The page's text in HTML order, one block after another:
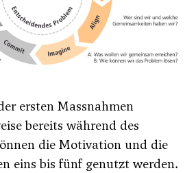
ersten Massnahmen
bereits während des
die Motivation und die
eins bis fünf genutzt werden.